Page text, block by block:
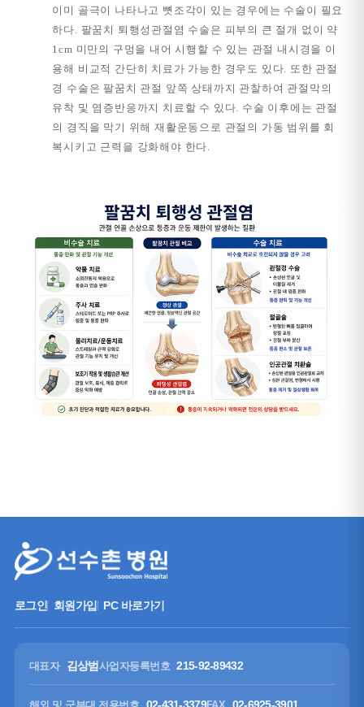
이미 골극이 나타나고 뼛조각이 있는 경우에는 수술이 필요
하다. 팔꿈치 퇴행성관절염 수술은 피부의 큰 절개 없이 약
1cm 미만의 구멍을 내어 시행할 수 있는 관절 내시경을 이
용해 비교적 간단히 치료가 가능한 경우도 있다. 또한 관절
경 수술은 팔꿈치 관절 앞쪽 상태까지 관찰하여 관절막의
유착 및 염증반응까지 치료할 수 있다. 수술 이후에는 관절
의 경직을 막기 위해 재활운동으로 관절의 가동 범위를 회
복시키고 근력을 강화해야 한다.
로그인 회원가입 PC 바로가기
대표자 김상범 사업자등록번호 215-92-89432